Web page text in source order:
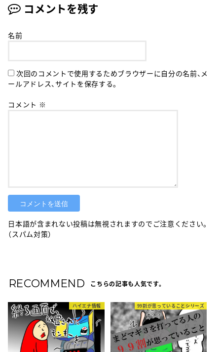
コメントを残す
名前
次回のコメントで使用するためブラウザーに自分の名前、メ
ールアドレス、サイトを保存する。
コメント ※
日本語が含まれない投稿は無視されますのでご注意ください。
（スパム対策）
RECOMMEND こちらの記事も人気です。
ハイエナ情報 99割が思っていることシリーズ